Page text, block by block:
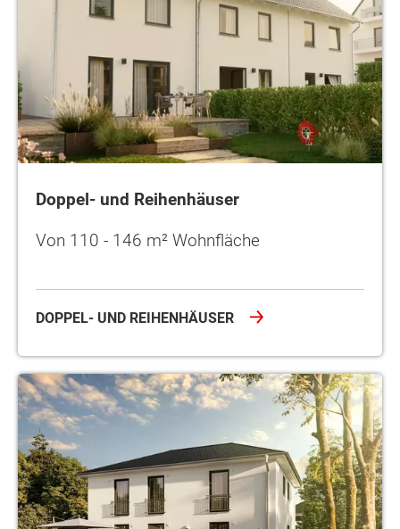
Doppel- und Reihenhäuser
Von 110 - 146 m² Wohnfläche
DOPPEL- UND REIHENHÄUSER